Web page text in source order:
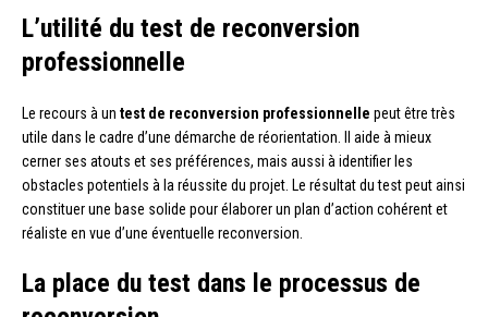
L’utilité du test de reconversion
professionnelle
Le recours à un test de reconversion professionnelle peut être très
utile dans le cadre d’une démarche de réorientation. Il aide à mieux
cerner ses atouts et ses préférences, mais aussi à identifier les
obstacles potentiels à la réussite du projet. Le résultat du test peut ainsi
constituer une base solide pour élaborer un plan d’action cohérent et
réaliste en vue d’une éventuelle reconversion.
La place du test dans le processus de